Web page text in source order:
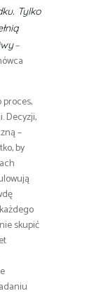
Tylko
–
Decyzji,
–
by
skupić